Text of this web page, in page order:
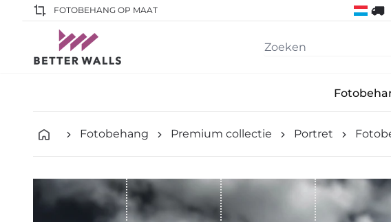
FOTOBEHANG OP MAAT
Fotobehang Premium collectie Portret